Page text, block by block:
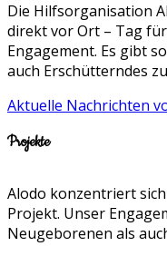
Die Hilfsorganisation
direkt vor Ort – Tag
Engagement. Es gibt
auch Erschütterndes
Aktuelle Nachrichten
Projekte
Alodo konzentriert
Projekt. Unser
Neugeborenen als